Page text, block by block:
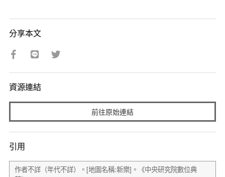
分享本文
資源連結
前往原始連結
引用